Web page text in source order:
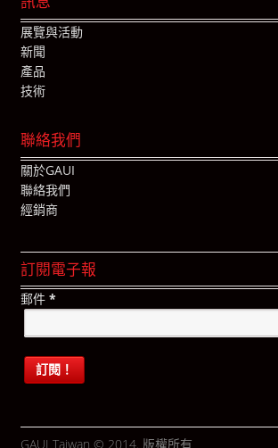
展覽與活動
新聞
產品
技術
聯絡我們
關於GAUI
聯絡我們
經銷商
訂閱電子報
郵件 *
GAUI Taiwan © 2014. 版權所有